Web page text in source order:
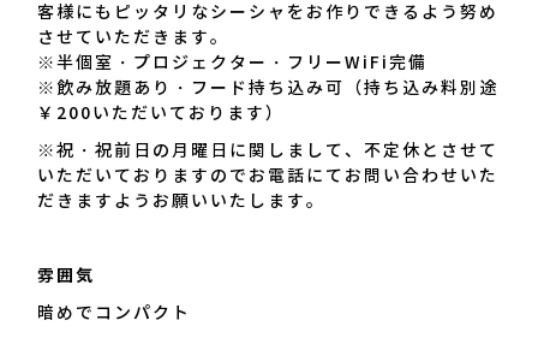
客様にもピッタリなシーシャをお作りできるよう努め
させていただきます。
※半個室・プロジェクター・フリーWiFi完備
※飲み放題あり・フード持ち込み可（持ち込み料別途
￥200いただいております）
※祝・祝前日の月曜日に関しまして、不定休とさせて
いただいておりますのでお電話にてお問い合わせいた
だきますようお願いいたします。
雰囲気
暗めでコンパクト